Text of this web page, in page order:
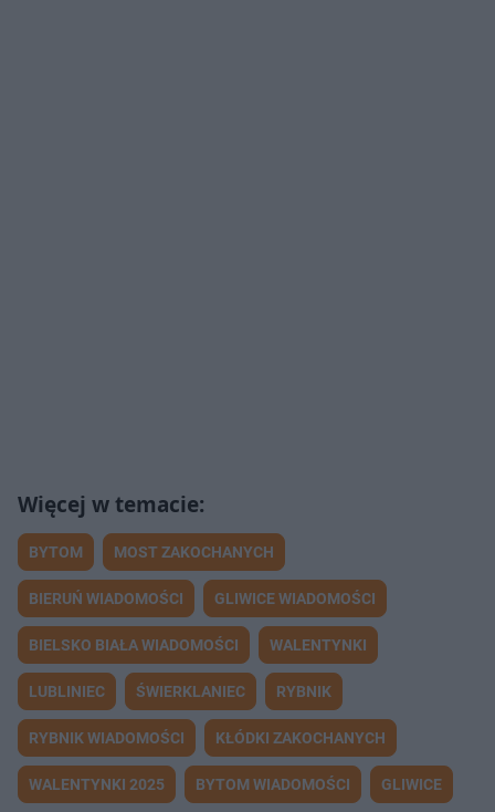
BYTOM MOST ZAKOCHANYCH
BIERUŃ WIADOMOŚCI GLIWICE WIADOMOŚCI
BIELSKO BIAŁA WIADOMOŚCI WALENTYNKI
LUBLINIEC ŚWIERKLANIEC RYBNIK
RYBNIK WIADOMOŚCI KŁÓDKI ZAKOCHANYCH
WALENTYNKI 2025 BYTOM WIADOMOŚCI GLIWICE